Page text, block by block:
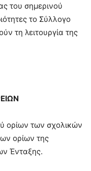
του σημερινού
το Σύλλογο
τη λειτουργία της
ορίων των σχολικών
ορίων της
Ένταξης.